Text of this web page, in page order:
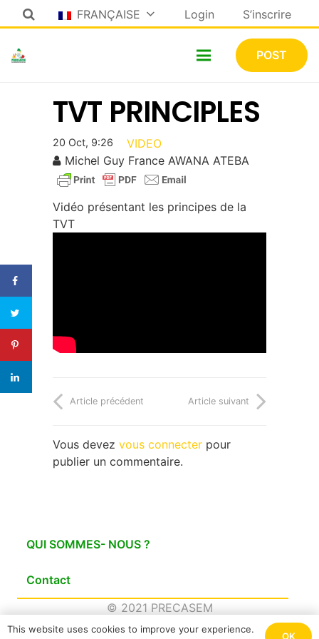
FRANÇAISE Login S’inscrire
POST
TVT PRINCIPLES
20 Oct, 9:26
VIDEO
Michel Guy France AWANA ATEBA
Vidéo présentant les principes de la
TVT
Article précédent Article suivant
Vous devez vous connecter pour
publier un commentaire.
QUI SOMMES- NOUS ?
Contact
© 2021 PRECASEM
This website uses cookies to improve your experience.
OK